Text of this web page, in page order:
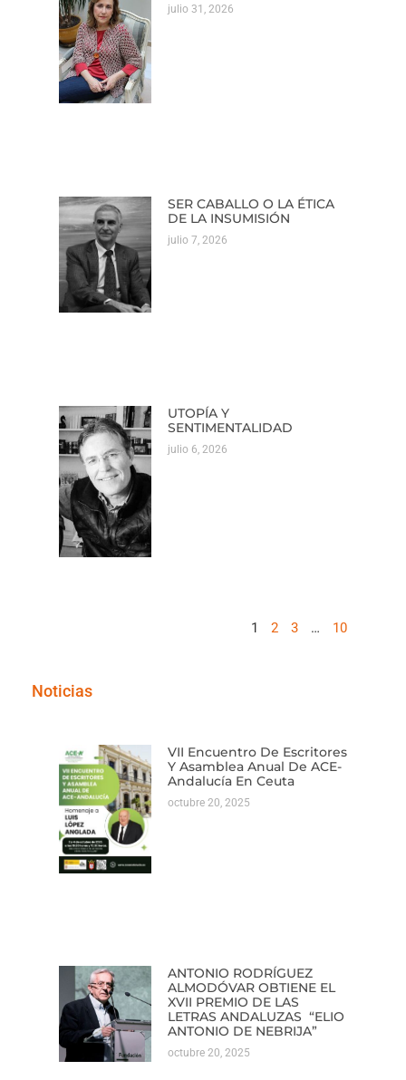
julio 31, 2026
SER CABALLO O LA ÉTICA
DE LA INSUMISIÓN
julio 7, 2026
UTOPÍA Y
SENTIMENTALIDAD
julio 6, 2026
1 2 3 … 10
Noticias
VII Encuentro De Escritores
Y Asamblea Anual De ACE-
Andalucía En Ceuta
octubre 20, 2025
ANTONIO RODRÍGUEZ
ALMODÓVAR OBTIENE EL
XVII PREMIO DE LAS
LETRAS ANDALUZAS “ELIO
ANTONIO DE NEBRIJA”
octubre 20, 2025